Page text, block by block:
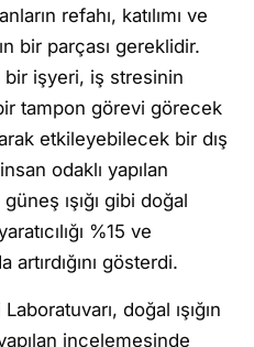
refahı, katılımı ve
bir parçası gereklidir.
bir işyeri, iş stresinin
tampon görevi görecek
etkileyebilecek bir dış
odaklı yapılan
ışığı gibi doğal
%15 ve
gösterdi.
doğal ışığın
incelemesinde